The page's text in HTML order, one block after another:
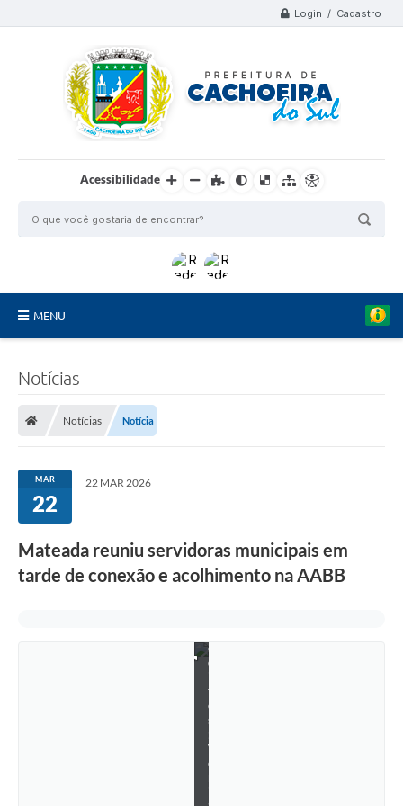
Login / Cadastro
Acessibilidade
MENU
Conselhos Municipais
Serviços on-line
Turismo
Notícias
Notícias Notícia
MAR
22
22 MAR 2026
Mateada reuniu servidoras municipais em
tarde de conexão e acolhimento na AABB
é
d
t
o
s
V
e